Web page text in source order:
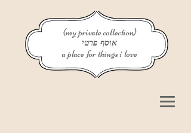
{my private collection}
אוסף פרטי
a place for things i love